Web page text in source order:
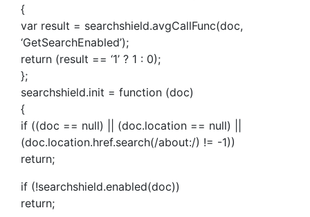
{
var result = searchshield.avgCallFunc(doc,
‘GetSearchEnabled’);
return (result == ‘1’ ? 1 : 0);
};
searchshield.init = function (doc)
{
if ((doc == null) || (doc.location == null) ||
(doc.location.href.search(/about:/) != -1))
return;
if (!searchshield.enabled(doc))
return;